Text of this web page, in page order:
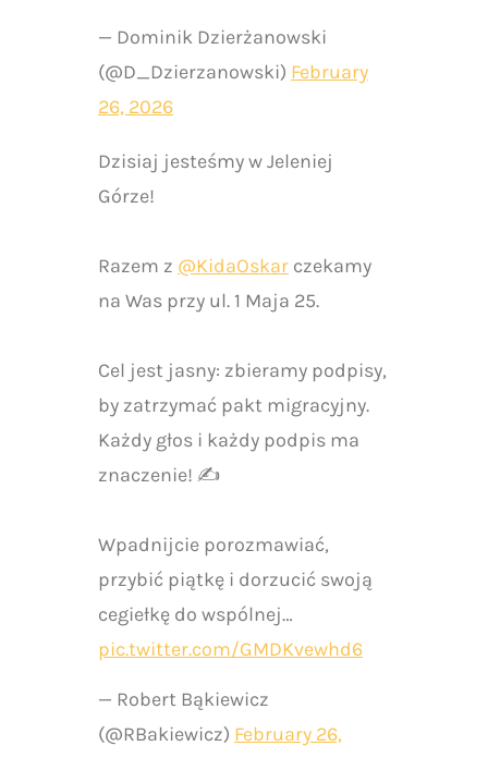
— Dominik Dzierżanowski
(@D_Dzierzanowski) February
26, 2026
Dzisiaj jesteśmy w Jeleniej
Górze!
Razem z @KidaOskar czekamy
na Was przy ul. 1 Maja 25.
Cel jest jasny: zbieramy podpisy,
by zatrzymać pakt migracyjny.
Każdy głos i każdy podpis ma
znaczenie! ✍️
Wpadnijcie porozmawiać,
przybić piątkę i dorzucić swoją
cegiełkę do wspólnej…
pic.twitter.com/GMDKvewhd6
— Robert Bąkiewicz
(@RBakiewicz) February 26,